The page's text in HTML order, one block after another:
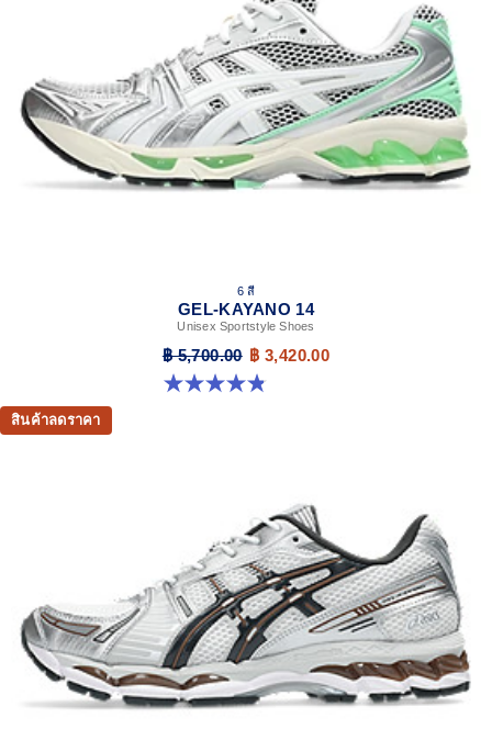
6 สี
GEL-KAYANO 14
Unisex Sportstyle Shoes
฿ 5,700.00 ฿ 3,420.00
4.8 จาก 5 ดาว 111 รีวิว
สินค้าลดราคา